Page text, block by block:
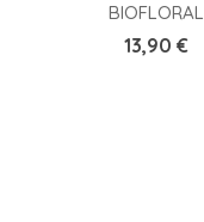
BIOFLORAL
Prix
13,90 €